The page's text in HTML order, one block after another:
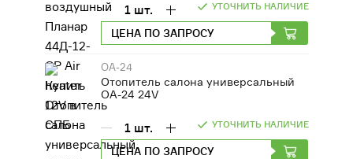
УТОЧНИТЬ НАЛИЧИЕ
1 шт.
ЦЕНА ПО ЗАПРОСУ
ОА-24
Отопитель салона универсальный
ОА-24 24V
УТОЧНИТЬ НАЛИЧИЕ
1 шт.
ЦЕНА ПО ЗАПРОСУ